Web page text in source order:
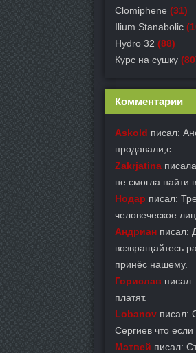
Clomiphene (31)
Ilium Stanabolic
Hydro 32 (88)
Курс на сушку
Комментарии
Askold писал:
продавали,с.
Zakrjatina
не смогла найти
Нодар писал:
человеческое
Андриан писал:
возвращайтесь
принёс нашему.
Горислав
платят.
Lobanov писал:
Сергиев что
Матвей писал: